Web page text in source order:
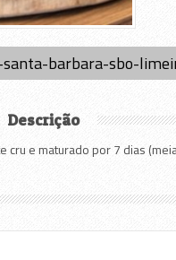
barbara-sbo-
Descrição
cru e maturado por 7 dias